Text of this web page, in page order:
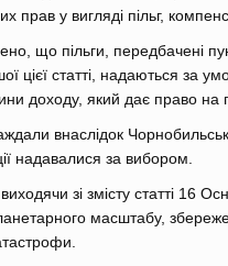
прав у вигляді пільг,
що пільги, передбачені
цієї статті, надаються за
доходу, який дає право на
внаслідок
надавалися за вибором.
зі змісту статті 16
масштабу,